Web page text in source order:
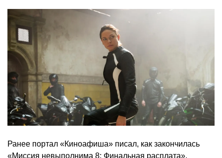
Ранее портал «Киноафиша» писал, как закончилась
«Миссия невыполнима 8: Финальная расплата».